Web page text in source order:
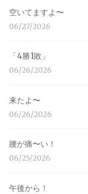
空いてますよ〜
06/27/2026
「4勝1敗」
06/26/2026
来たよ〜
06/26/2026
腰が痛〜い！
06/25/2026
午後から！